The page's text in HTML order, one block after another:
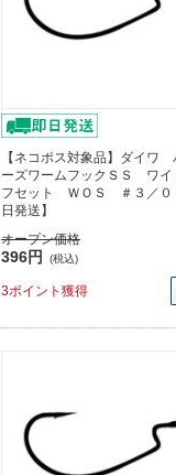
【ネコポス対象品】ダイワ
ーズワームフックＳＳ ワイ
フセット ＷＯＳ ＃３／０
日発送】
オープン価格
396円 (税込)
3ポイント獲得